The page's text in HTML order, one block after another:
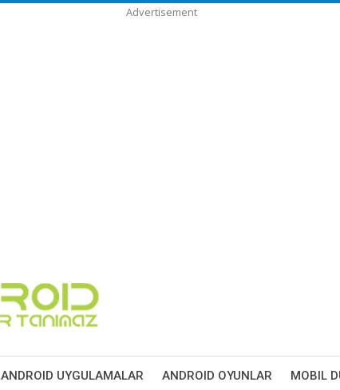
Advertisement
ANDROID UYGULAMALAR ANDROID OYUNLAR MOBIL